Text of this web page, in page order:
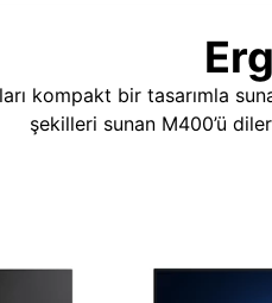
kompakt bir tasarımla
şekilleri sunan M400’ü